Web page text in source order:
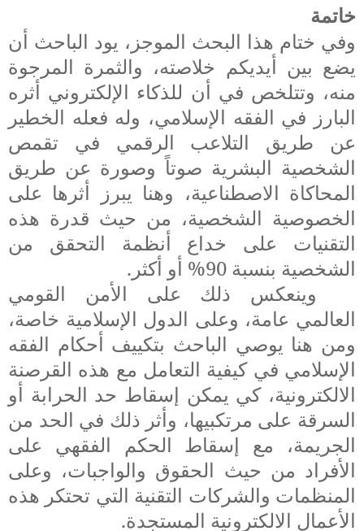
خاتمة
وفي ختام هذا البحث الموجز، يود الباحث أن
يضع بين أيديكم خلاصته، والثمرة المرجوة
منه، وتتلخص في أن للذكاء الإلكتروني أثره
البارز في الفقه الإسلامي، وله فعله الخطير
عن طريق التلاعب الرقمي في تقمص
الشخصية البشرية صوتاً وصورة عن طريق
المحاكاة الاصطناعية، وهنا يبرز أثرها على
الخصوصية الشخصية، من حيث قدرة هذه
التقنيات على خداع أنظمة التحقق من
الشخصية بنسبة 90% أو أكثر.
وينعكس ذلك على الأمن القومي
العالمي عامة، وعلى الدول الإسلامية خاصة،
ومن هنا يوصي الباحث بتكييف أحكام الفقه
الإسلامي في كيفية التعامل مع هذه القرصنة
الالكترونية، كي يمكن إسقاط حد الحرابة أو
السرقة على مرتكبيها، وأثر ذلك في الحد من
الجريمة، مع إسقاط الحكم الفقهي على
الأفراد من حيث الحقوق والواجبات، وعلى
المنظمات والشركات التقنية التي تحتكر هذه
الأعمال الالكترونية المستجدة.